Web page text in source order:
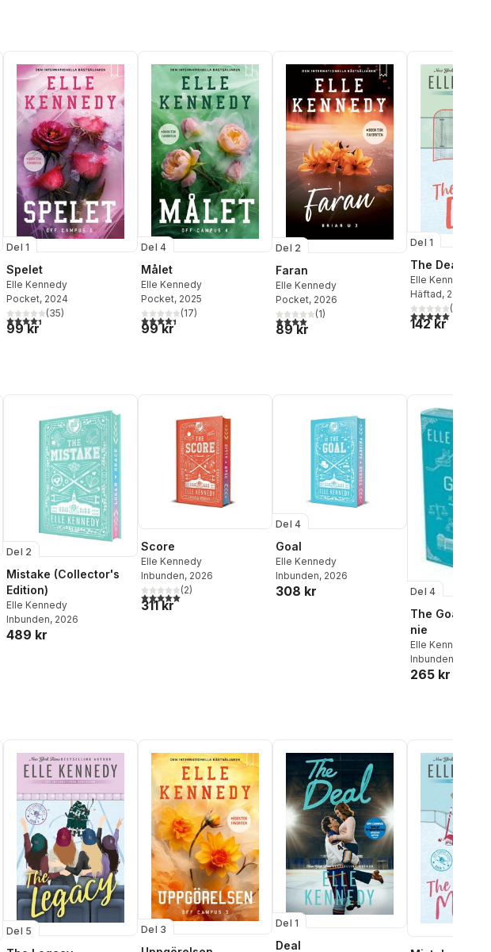
röster:
Del 1
Spelet
Elle Kennedy
Pocket, 2024
4,4utav 5 stjärnor. Totalt antal röster:
(35)
99 kr
Del 4
Målet
Elle Kennedy
Pocket, 2025
4,4utav 5 stjärnor. Totalt antal röster:
(17)
99 kr
Del 2
Faran
Elle Kennedy
Pocket, 2026
4,0utav 5 stjärnor. Totalt antal röster:
(1)
89 kr
Del 1
The Deal
Elle Kennedy
Häftad, 2023
5,0utav 5(
142 kr
Del 2
Mistake (Collector's
Edition)
Elle Kennedy
Inbunden, 2026
489 kr
Score
Elle Kennedy
Inbunden, 2026
5,0utav 5 stjärnor. Totalt antal röster:
(2)
311 kr
Del 4
Goal
Elle Kennedy
Inbunden, 2026
308 kr Del 4
The Goal -
nie
Elle Kennedy
Inbunden
265 kr
Del 5 Del 3 Del 1
Deal